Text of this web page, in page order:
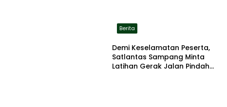
Berita
Demi Keselamatan Peserta,
Satlantas Sampang Minta
Latihan Gerak Jalan Pindah